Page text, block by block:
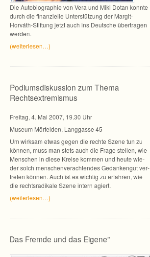
Die Auto­bio­gra­phie von Vera und Miki Dotan konnte
durch die finan­zi­elle Unter­stüt­zung der Margit-
Horváth-Stiftung jetzt auch ins Deut­sche über­tra­gen
werden.
(wei­ter­le­sen…)
Podiumsdiskussion zum Thema
Rechtsextremismus
Frei­tag, 4. Mai 2007, 19.30 Uhr
Museum Mör­fel­den, Lang­gasse 45
Um wirk­sam etwas gegen die rechte Szene tun zu
kön­nen, muss man stets auch die Frage stel­len, wie
Men­schen in diese Kreise kom­men und heute wie­
der solch men­schen­ver­ach­ten­des Gedan­ken­gut ver­
tre­ten kön­nen. Auch ist es wich­tig zu erfah­ren, wie
die rechts­ra­di­kale Szene intern agiert.
(wei­ter­le­sen…)
Das Fremde und das Eigene”